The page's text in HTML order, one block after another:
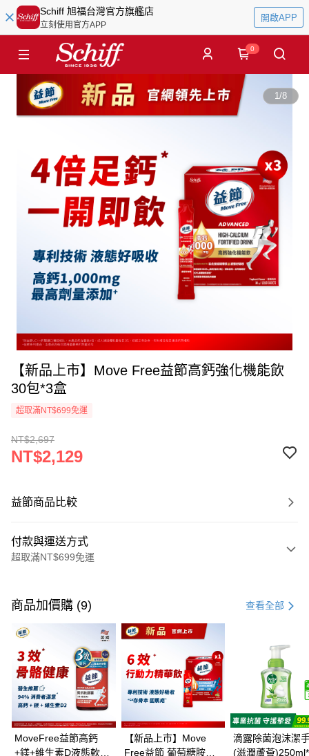
Schiff 旭福台灣官方旗艦店
立刻使用官方APP
開啟APP
0
1/8
【新品上市】Move Free益節高鈣強化機能飲
30包*3盒
超取滿NT$699免運
NT$2,697
NT$2,129
益節商品比較
付款與運送方式
超取滿NT$699免運
信用卡一次付款
超商取貨付款
LINE Pay
Apple Pay
悠遊付
全盈+PAY
商品加價購 (9) 查看全部
MoveFree益節高鈣
+鎂+維生素D液態軟膠
【新品上市】Move
Free益節 葡萄糖胺六
滴露除菌泡沫潔
(滋潤蘆薈